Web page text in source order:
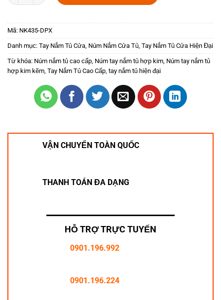
Mã: NK435-DPX
Danh mục: Tay Nắm Tủ Cửa, Núm Nắm Cửa Tủ, Tay Nắm Tủ Cửa Hiện Đại
Từ khóa: Núm nắm tủ cao cấp, Núm tay nắm tủ hợp kim, Núm tay nắm tủ
hợp kim kẽm, Tay Nắm Tủ Cao Cấp, tay nắm tủ hiện đại
VẬN CHUYỂN TOÀN QUỐC
THANH TOÁN ĐA DẠNG
HỖ TRỢ TRỰC TUYẾN
0901.196.992
0901.196.224